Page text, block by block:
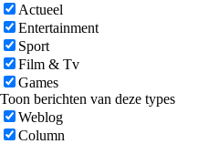
Actueel
Entertainment
Sport
Film & Tv
Games
Toon berichten van deze types
Weblog
Column